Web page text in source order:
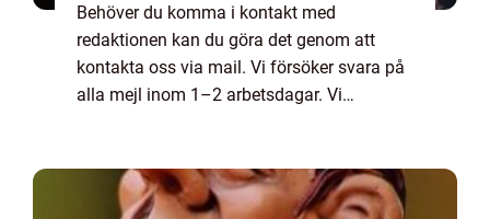
Behöver du komma i kontakt med
redaktionen kan du göra det genom att
kontakta oss via mail. Vi försöker svara på
alla mejl inom 1–2 arbetsdagar. Vi